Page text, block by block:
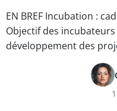
EN BREF Incubation :
Objectif des
développement des